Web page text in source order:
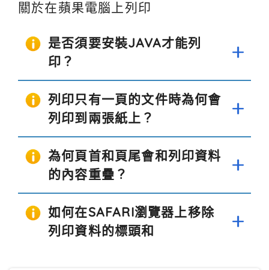
關於在蘋果電腦上列印
是否須要安裝JAVA才能列
印？
列印只有一頁的文件時為何會
列印到兩張紙上？
為何頁首和頁尾會和列印資料
的內容重疊？
如何在SAFARI瀏覽器上移除
列印資料的標頭和